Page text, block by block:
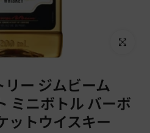
Click to
ー ジムビーム
ミニボトル バーボ
ットウイスキー